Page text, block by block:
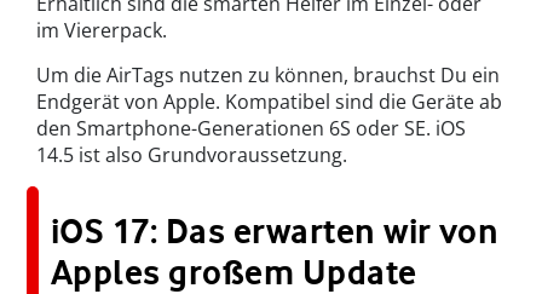
im Viererpack.
Um dieAirTags nutzen zu können, brauchst Du ein
Endgerät von Apple. Kompatibel sind die Geräte ab
den Smartphone-Generationen 6S oder SE. iOS
14.5 ist also Grundvoraussetzung.
iOS 17: Das erwarten wir von
Apples großem Update